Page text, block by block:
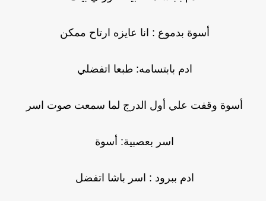
أسوة بدموع : انا عايزه ارتاح ممكن
ادم بابتسامه: طبعا اتفضلي
أسوة وقفت علي أول الدرج لما سمعت صوت اسر
اسر بعصبية: أسوة
ادم ببرود : اسر باشا اتفضل